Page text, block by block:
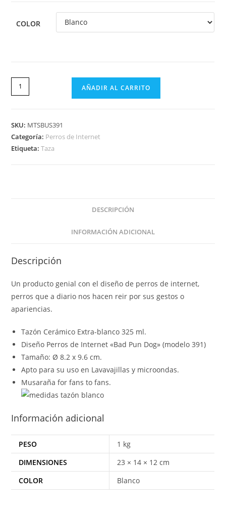
COLOR
AÑADIR AL CARRITO
SKU: MTSBUS391
Categoría: Perros de Internet
Etiqueta:Taza
DESCRIPCIÓN
INFORMACIÓN ADICIONAL
Descripción
Un producto genial con el diseño de perros de internet,
perros que a diario nos hacen reir por sus gestos o
apariencias.
Tazón Cerámico Extra-blanco 325 ml.
Diseño Perros de Internet «Bad Pun Dog» (modelo 391)
Tamaño: Ø 8.2 x 9.6 cm.
Apto para su uso en Lavavajillas y microondas.
Musaraña for fans to fans.
Información adicional
PESO
1 kg
DIMENSIONES
23 × 14 × 12 cm
COLOR
Blanco